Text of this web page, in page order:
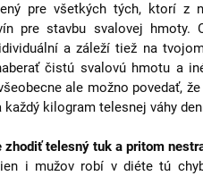
pre všetkých tých, ktorí z
pre stavbu svalovej hmoty.
a záleží tiež na
čistú svalovú hmotu a
ale možno povedať,
každý kilogram telesnej váhy
zhodiť telesný tuk a pritom
i mužov robí v diéte tú